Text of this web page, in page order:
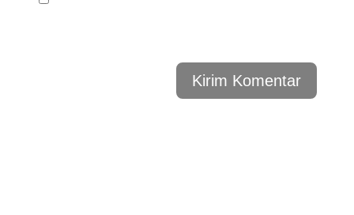
Kirim Komentar